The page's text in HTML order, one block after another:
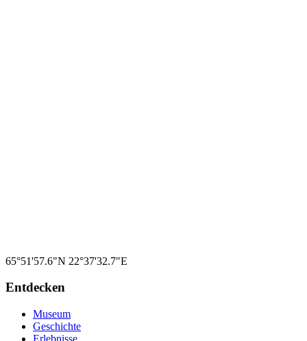
65°51'57.6"N 22°37'32.7"E
Entdecken
Museum
Geschichte
Erlebnisse